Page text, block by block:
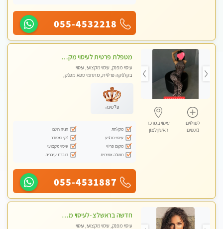
055-4532218
לפרטים
נוספים
עיסוי במרכז
ראשון לציון
מטפלת פרטית לעיסוי מקצועי מפנק פרטי מאוד ללא מין !!!
עיסוי מפנק, עיסוי מקצועי, עיסוי
בקלניקה פרטית, מתחמי ספא מפנק,
פלטינה
מקלחת
חניה חינם
עיסוי מרגיע
נקי ומסודר
מקום פרטי
עיסוי מקצועי
תמונה אמיתית
דוברת עיברית
055-4531887
חדשה בראשלצ -לעיסוי מקצועי ואיכותי מומלץ מאוד!! ממתינה לך מעסה פרטית-ללא מין !!
עיסוי מפנק, עיסוי מקצועי, עיסוי